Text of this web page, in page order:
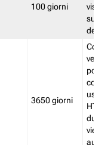
100 giorni
su
3650 giorni
viene